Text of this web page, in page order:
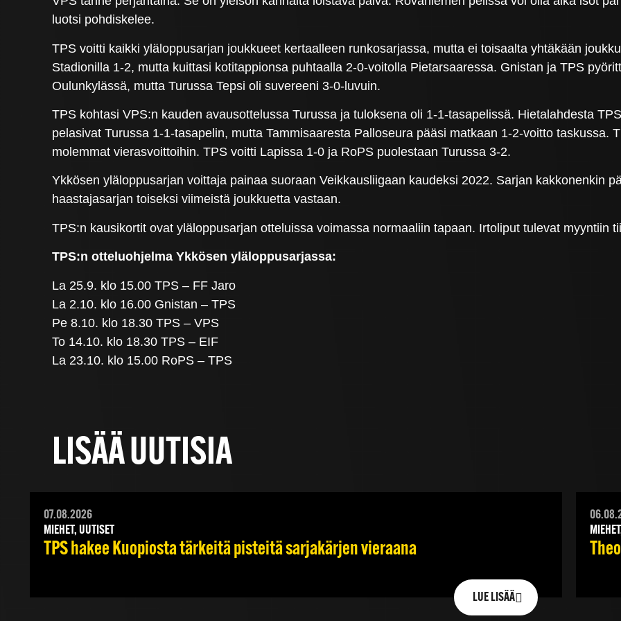
luotsi pohdiskelee.
TPS voitti kaikki yläloppusarjan joukkueet kertaalleen runkosarjassa, mutta ei toisaalta yhtäkään
Stadionilla 1-2, mutta kuittasi kotitappionsa puhtaalla 2-0-voitolla Pietarsaaressa. Gnistan ja TPS
Oulunkylässä, mutta Turussa Tepsi oli suvereeni 3-0-luvuin.
TPS kohtasi VPS:n kauden avausottelussa Turussa ja tuloksena oli 1-1-tasapelissä. Hietalahdesta
pelasivat Turussa 1-1-tasapelin, mutta Tammisaaresta Palloseura pääsi matkaan 1-2-voitto taskussa.
molemmat vierasvoittoihin. TPS voitti Lapissa 1-0 ja RoPS puolestaan Turussa 3-2.
Ykkösen yläloppusarjan voittaja painaa suoraan Veikkausliigaan kaudeksi 2022. Sarjan kakkonenkin
haastajasarjan toiseksi viimeistä joukkuetta vastaan.
TPS:n kausikortit ovat yläloppusarjan otteluissa voimassa normaaliin tapaan. Irtoliput tulevat myyntiin
TPS:n otteluohjelma Ykkösen yläloppusarjassa:
La 25.9. klo 15.00 TPS – FF Jaro
La 2.10. klo 16.00 Gnistan – TPS
Pe 8.10. klo 18.30 TPS – VPS
To 14.10. klo 18.30 TPS – EIF
La 23.10. klo 15.00 RoPS – TPS
LISÄÄ UUTISIA
07.08.2026
MIEHET, UUTISET
TPS hakee Kuopiosta tärkeitä pisteitä sarjakärjen vieraana
LUE LISÄÄ